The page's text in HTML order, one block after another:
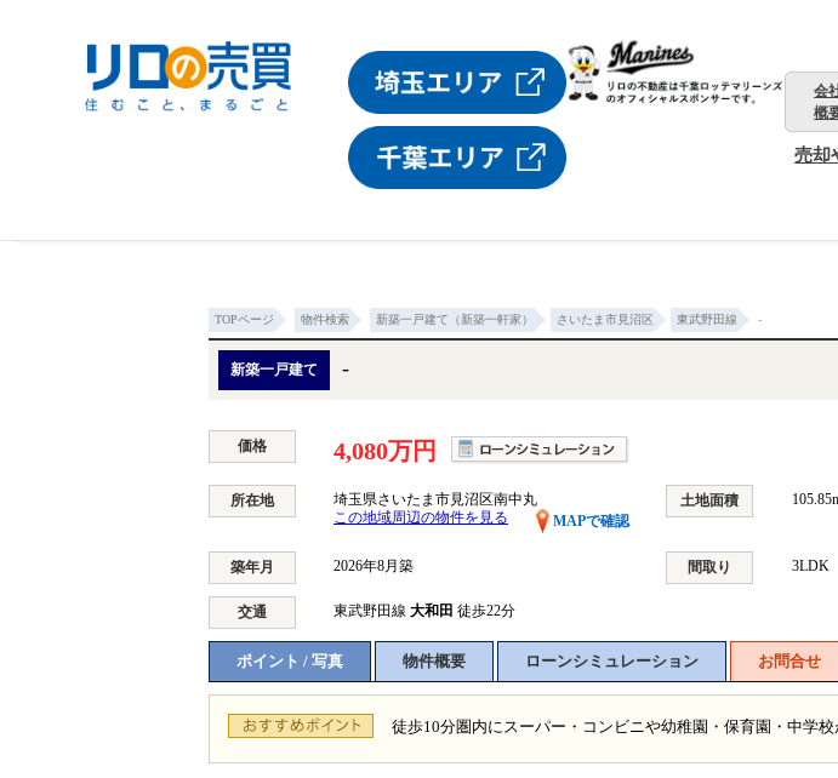
会
概
売却
TOPページ 物件検索 新築一戸建て（新築一軒家） さいたま市見沼区 東武野田線 -
新築一戸建て -
価格 4,080万円
所在地
埼玉県さいたま市見沼区南中丸
MAPで確認
この地域周辺の物件を見る
土地面積
築年月 2026年8月築 間取り 3LDK
交通 東武野田線 大和田 徒歩22分
ポイント / 写真 物件概要 ローンシミュレーション お問合せ
徒歩10分圏内にスーパー・コンビニや幼稚園・保育園・中学